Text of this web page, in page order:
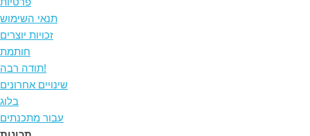
תנאי השימוש
זכויות יוצרים
חותמת
תודה רבה!
שינויים אחרונים
בלוג
עבור מתכנתים